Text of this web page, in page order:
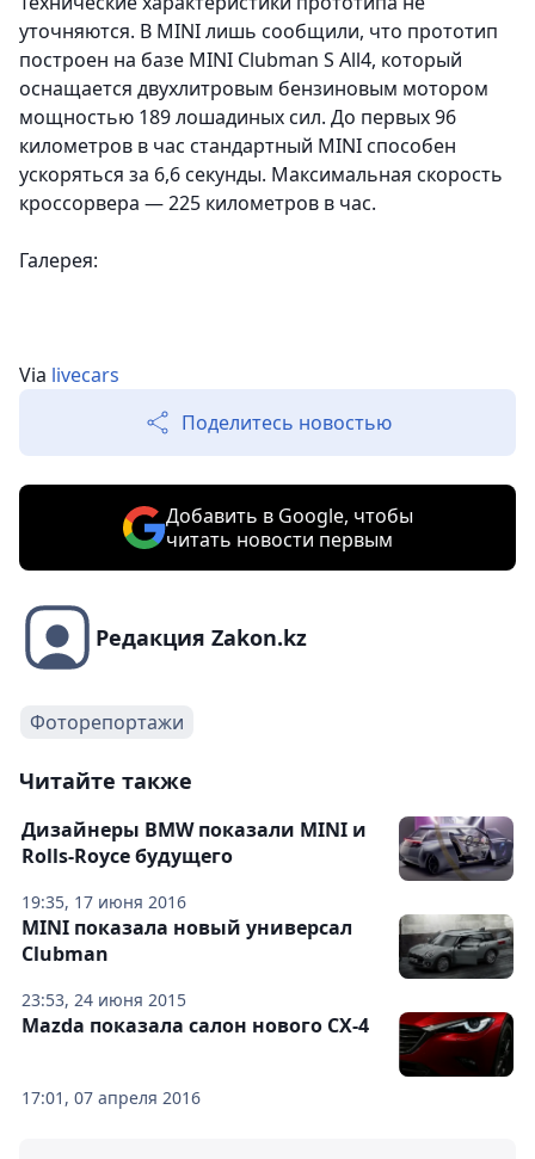
уточняются. В MINI лишь сообщили, что прототип
построен на базе MINI Clubman S All4, который
оснащается двухлитровым бензиновым мотором
мощностью 189 лошадиных сил. До первых 96
километров в час стандартный MINI способен
ускоряться за 6,6 секунды. Максимальная скорость
кроссорвера — 225 километров в час.
Галерея:
Via livecars
Поделитесь новостью
Добавить в Google, чтобы
читать новости первым
Редакция Zakon.kz
Фоторепортажи
Читайте также
19:35, 17 июня 2016
Дизайнеры BMW показали MINI и
Rolls-Royce будущего
23:53, 24 июня 2015
MINI показала новый универсал
Clubman
17:01, 07 апреля 2016
Mazda показала салон нового CX-4